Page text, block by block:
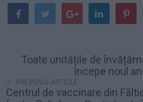
Toate unitățile de
începe noul
PREVIOUS ARTICLE
Centrul de vaccinare din